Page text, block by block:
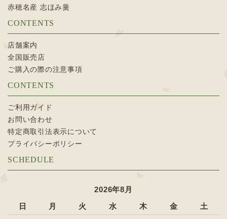
赤穂名産 志ほみ羹
CONTENTS
店舗案内
全国販売店
ご購入の際の注意事項
CONTENTS
ご利用ガイド
お問い合わせ
特定商取引法表示について
プライバシーポリシー
SCHEDULE
2026年8月
日
月 火 水 木 金
土